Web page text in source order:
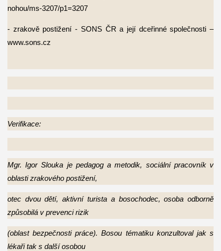
nohou/ms-3207/p1=3207
- zrakově postižení - SONS ČR a její dceřinné společnosti –
www.sons.cz
Verifikace:
Mgr. Igor Slouka je pedagog a metodik, sociální pracovník v
oblasti zrakového postižení,
otec dvou dětí, aktivní turista a bosochodec, osoba odborně
způsobilá v prevenci rizik
(oblast bezpečnosti práce). Bosou tématiku konzultoval jak s
lékaři tak s další osobou